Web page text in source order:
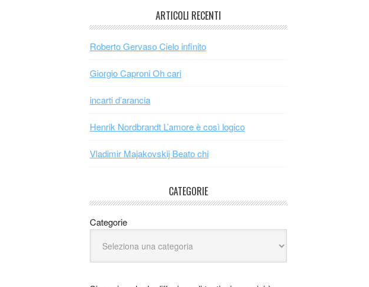
ARTICOLI RECENTI
Roberto Gervaso Cielo infinito
Giorgio Caproni Oh cari
incarti d’arancia
Henrik Nordbrandt L’amore è così logico
Vladimir Majakovskij Beato chi
CATEGORIE
Categorie